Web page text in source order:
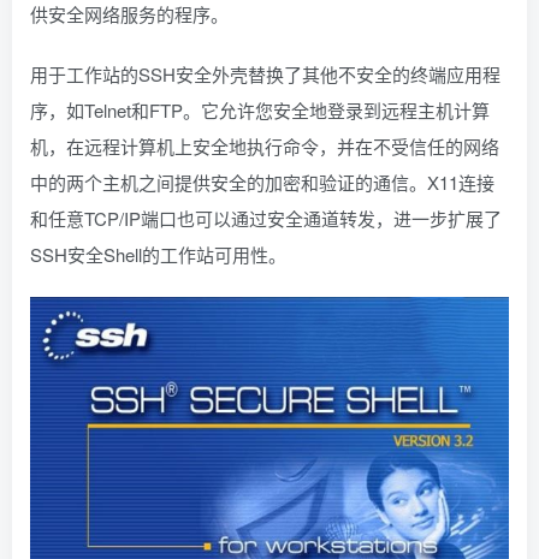
供安全网络服务的程序。
用于工作站的SSH安全外壳替换了其他不安全的终端应用程
序，如Telnet和FTP。它允许您安全地登录到远程主机计算
机，在远程计算机上安全地执行命令，并在不受信任的网络
中的两个主机之间提供安全的加密和验证的通信。X11连接
和任意TCP/IP端口也可以通过安全通道转发，进一步扩展了
SSH安全Shell的工作站可用性。